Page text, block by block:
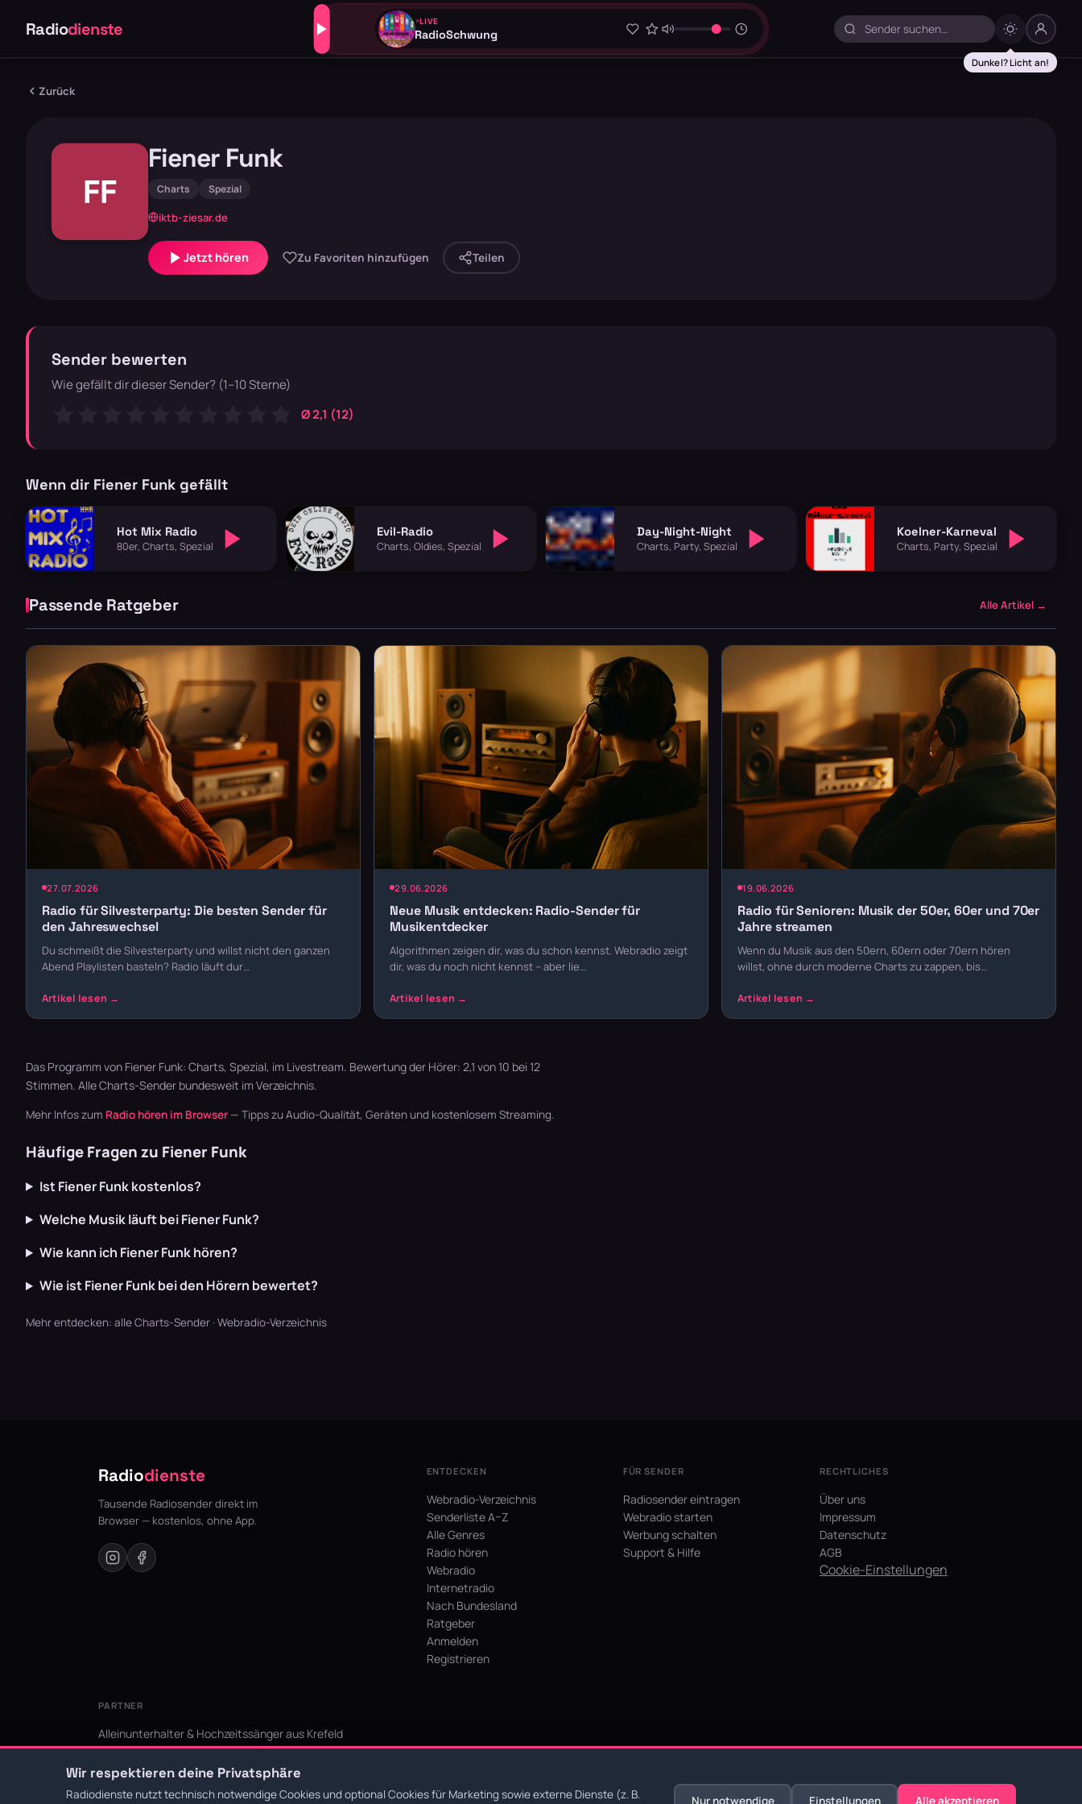
Radiodienste LIVE
RadioSchwung
Zurück
FF
Fiener Funk
Charts Spezial
iktb-ziesar.de
Jetzt hören Zu Favoriten hinzufügen Teilen
Sender bewerten
Wie gefällt dir dieser Sender? (1–10 Sterne)
Ø 2,1 (12)
Wenn dir Fiener Funk gefällt
Hot Mix Radio
80er, Charts, Spezial
Evil-Radio
Charts, Oldies, Spezial
Day-Night-Night
Charts, Party, Spezial
Koelner-Karneval
Charts, Party, Spezial
Passende Ratgeber Alle Artikel →
27.07.2026
Radio für Silvesterparty: Die besten Sender für
den Jahreswechsel
Du schmeißt die Silvesterparty und willst nicht den ganzen
Abend Playlisten basteln? Radio läuft dur…
29.06.2026
Neue Musik entdecken: Radio-Sender für
Musikentdecker
Algorithmen zeigen dir, was du schon kennst. Webradio zeigt
dir, was du noch nicht kennst – aber lie…
19.06.2026
Radio für Senioren: Musik der 50er, 60er und 70er
Jahre streamen
Wenn du Musik aus den 50ern, 60ern oder 70ern hören
willst, ohne durch moderne Charts zu zappen, bis…
Das Programm von Fiener Funk: Charts, Spezial, im Livestream. Bewertung der Hörer: 2,1 von 10 bei 12
Stimmen. AlleCharts-Sender bundesweit im Verzeichnis.
Mehr Infos zum Radio hören im Browser — Tipps zu Audio-Qualität, Geräten und kostenlosem Streaming.
Häufige Fragen zu Fiener Funk
Ist Fiener Funk kostenlos?
Welche Musik läuft bei Fiener Funk?
Wie kann ich Fiener Funk hören?
Wie ist Fiener Funk bei den Hörern bewertet?
Mehr entdecken: alle Charts-Sender · Webradio-Verzeichnis
Radiodienste
Tausende Radiosender direkt im
Browser — kostenlos, ohne App.
ENTDECKEN
Webradio-Verzeichnis
Senderliste A–Z
Alle Genres
Radio hören
Webradio
Internetradio
Nach Bundesland
Ratgeber
Anmelden
Registrieren
FÜR SENDER
Radiosender eintragen
Webradio starten
Werbung schalten
Support & Hilfe
RECHTLICHES
Über uns
Impressum
Datenschutz
AGB
Cookie-Einstellungen
PARTNER
Alleinunterhalter & Hochzeitssänger aus Krefeld
KI Niederrhein - Agentur aus Krefeld für den Niederrhein
Wir respektieren deine Privatsphäre
Radiodienste nutzt technisch notwendige Cookies und optional Cookies für Marketing sowie externe Dienste (z. B.
Nur notwendige Einstellungen Alle akzeptieren